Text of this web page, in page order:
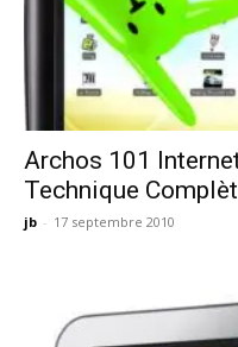
Archos 101
Technique
jb - 17 septembre 2010